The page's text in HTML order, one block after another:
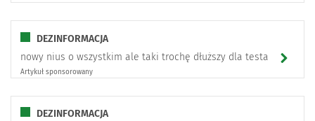
DEZINFORMACJA
nowy nius o wszystkim ale taki trochę dłuższy dla testa
Artykuł sponsorowany
DEZINFORMACJA